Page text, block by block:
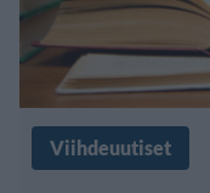
Viihdeuutiset